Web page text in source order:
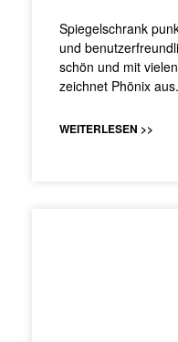
Spiegelschrank
und
schön und mit
zeichnet Phönix
WEITERLESEN >>